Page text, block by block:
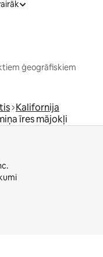
ģeogrāfiskiem
Kalifornija
īres mājokļi